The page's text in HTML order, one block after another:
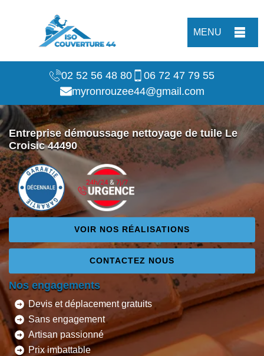
MENU
02 52 56 48 80
06 72 47 79 55
myronrouzee44@gmail.com
Entreprise démoussage nettoyage de tuile Le
Croisic 44490
VOIR NOS RÉALISATIONS
CONTACTEZ NOUS
Nos engagements
Devis et déplacement gratuits
Sans engagement
Artisan passionné
Prix imbattable